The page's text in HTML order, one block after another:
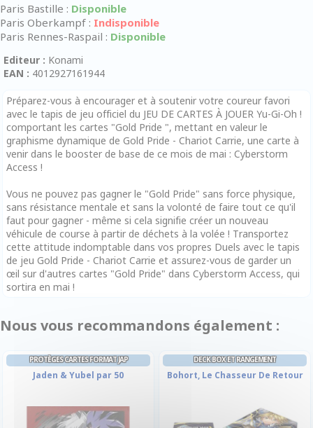
Paris Bastille : Disponible
Paris Oberkampf : Indisponible
Paris Rennes-Raspail : Disponible
Editeur : Konami
EAN : 4012927161944
Préparez-vous à encourager et à soutenir votre coureur favori
avec le tapis de jeu officiel du JEU DE CARTES À JOUER Yu-Gi-Oh !
comportant les cartes "Gold Pride ", mettant en valeur le
graphisme dynamique de Gold Pride - Chariot Carrie, une carte à
venir dans le booster de base de ce mois de mai : Cyberstorm
Access !
Vous ne pouvez pas gagner le "Gold Pride" sans force physique,
sans résistance mentale et sans la volonté de faire tout ce qu'il
faut pour gagner - même si cela signifie créer un nouveau
véhicule de course à partir de déchets à la volée ! Transportez
cette attitude indomptable dans vos propres Duels avec le tapis
de jeu Gold Pride - Chariot Carrie et assurez-vous de garder un
œil sur d'autres cartes "Gold Pride" dans Cyberstorm Access, qui
sortira en mai !
Nous vous recommandons également :
PROTÈGES CARTES FORMAT JAP
Jaden & Yubel par 50
DECK BOX ET RANGEMENT
Bohort, Le Chasseur De Retour